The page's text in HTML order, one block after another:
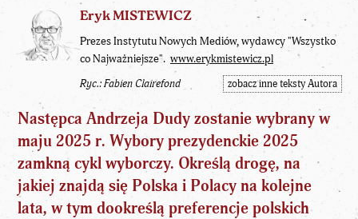
Eryk MISTEWICZ
Prezes Instytutu Nowych Mediów, wydawcy "Wszystko
co Najważniejsze". www.erykmistewicz.pl
Ryc.: Fabien Clairefond zobacz inne teksty Autora
Następca Andrzeja Dudy zostanie wybrany w
maju 2025 r. Wybory prezydenckie 2025
zamkną cykl wyborczy. Określą drogę, na
jakiej znajdą się Polska i Polacy na kolejne
lata, w tym dookreślą preferencje polskich